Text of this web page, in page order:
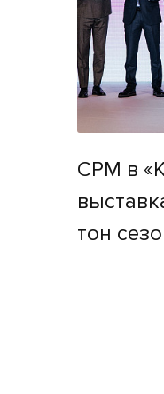
CPM в
тон